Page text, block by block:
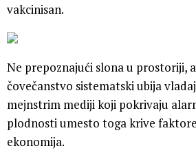
vakcinisan.
Ne prepoznajući slona u prostoriji,
čovečanstvo sistematski ubija
mejnstrim mediji koji pokrivaju
plodnosti umesto toga krive
ekonomija.